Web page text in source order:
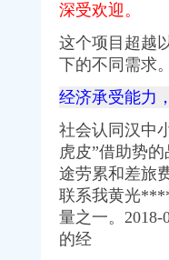
深受欢迎。
这个项目超越
下的不同需求
经济承受能力
社会认同汉中
虎皮”借助势
途劳累和差旅
联系我黄光
量之一。
的经